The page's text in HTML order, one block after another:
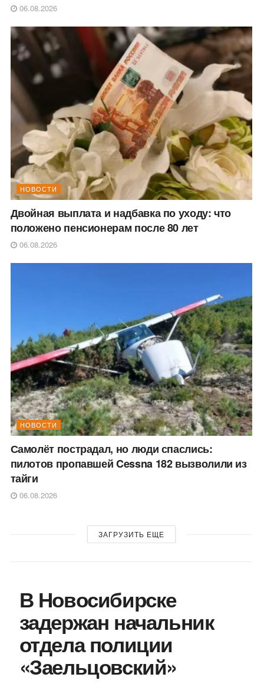
06.08.2026
НОВОСТИ
Двойная выплата и надбавка по уходу: что
положено пенсионерам после 80 лет
06.08.2026
НОВОСТИ
Самолёт пострадал, но люди спаслись:
пилотов пропавшей Cessna 182 вызволили из
тайги
06.08.2026
ЗАГРУЗИТЬ ЕЩЕ
В Новосибирске
задержан начальник
отдела полиции
«Заельцовский»